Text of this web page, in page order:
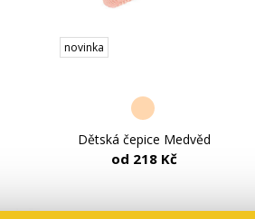
novinka
Dětská čepice Medvěd
od 218 Kč